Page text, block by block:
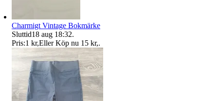
Charmigt Vintage Bokmärke
Sluttid18 aug 18:32.
Pris:1 kr,Eller Köp nu 15 kr,.